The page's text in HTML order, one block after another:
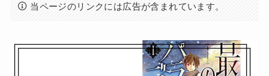
当ページのリンクには広告が含まれています。